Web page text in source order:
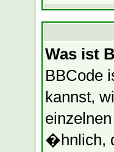
Was ist
BBCode
kannst,
�hnlich,